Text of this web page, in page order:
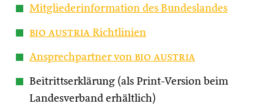
Mitgliederinformation des Bundeslandes
bio austria Richtlinien
Ansprechpartner von bio austria
Beitrittserklärung (als Print-Version beim
Landesverband erhältlich)